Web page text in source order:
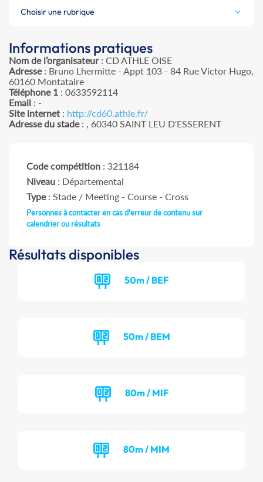
Choisir une rubrique
Informations pratiques
Nom de l’organisateur: CD ATHLE OISE
Adresse: Bruno Lhermitte - Appt 103 - 84 Rue Victor Hugo,
60160 Montataire
Téléphone 1 : 0633592114
Email : -
Site internet : http://cd60.athle.fr/
Adresse du stade: , 60340 SAINT LEU D'ESSERENT
Code compétition : 321184
Niveau : Départemental
Type: Stade / Meeting - Course - Cross
Personnes à contacter en cas d'erreur de contenu sur
calendrier ou résultats
Résultats disponibles
50m / BEF
50m / BEM
80m / MIF
80m / MIM